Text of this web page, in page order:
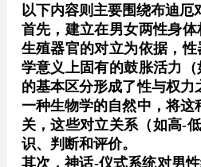
以下内容则主要围绕布迪
首先，建立在男女两性身
生殖器官的对立为依据，
学意义上固有的鼓胀活力
的基本区分形成了性与权
一种生物学的自然中，将
关，这些对立关系（如高-
识、判断和评价。
其次，神话-仪式系统对男